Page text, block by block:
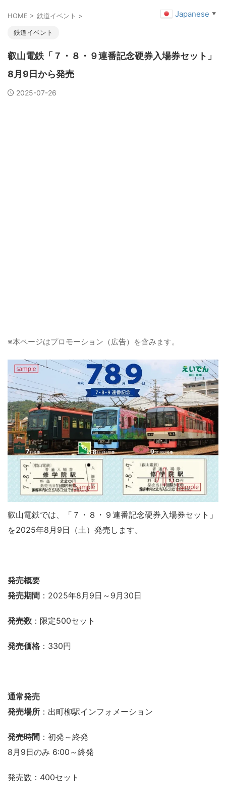
HOME > 鉄道イベント >
鉄道イベント
叡山電鉄「７・８・９連番記念硬券入場券セット」
8月9日から発売
2025-07-26
※本ページはプロモーション（広告）を含みます。
叡山電鉄では、「７・８・９連番記念硬券入場券セット」
を2025年8月9日（土）発売します。
発売概要
発売期間 ：2025年8月9日～9月30日
発売数 ：限定500セット
発売価格 ：330円
通常発売
発売場所 ：出町柳駅インフォメーション
発売時間 ：初発～終発
8月9日のみ 6:00～終発
発売数：400セット
Japanese ▼